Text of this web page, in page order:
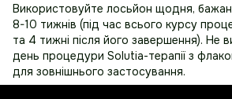
Використовуйте лосьйон щодня,
8-10 тижнів (під час всього курсу
та 4 тижні після його завершення). Не
день процедури Solutia-терапії з
для зовнішнього застосування.